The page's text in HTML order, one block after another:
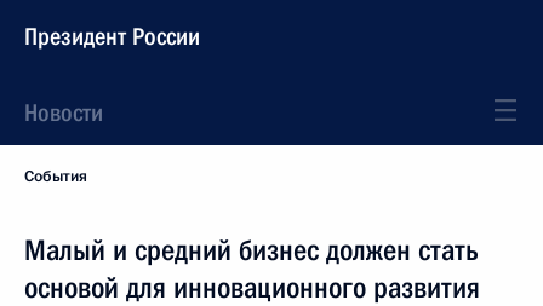
Президент России
Новости
События
Малый и средний бизнес должен стать
основой для инновационного развития